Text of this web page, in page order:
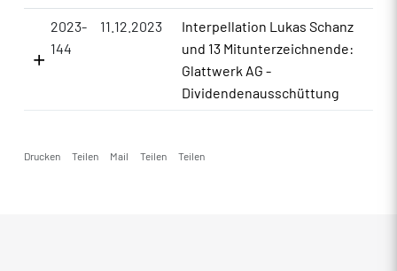
2023-
144
11.12.2023
Interpellation Lukas Schanz
und 13 Mitunterzeichnende:
Glattwerk AG -
Dividendenausschüttung
Drucken Teilen Mail Teilen Teilen